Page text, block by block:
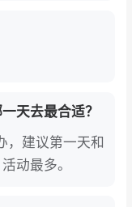
天去最合适？
，建议第一天和
动最多。